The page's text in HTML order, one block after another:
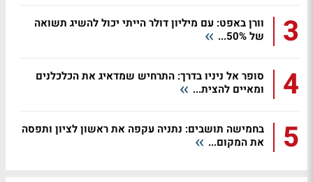
3
וורן באפט: עם מיליון דולר הייתי יכול להשיג תשואה
של 50%...
4
סופר אל ניניו בדרך: התרחיש שמדאיג את הכלכלנים
ומאיים להצית...
5
בחמישה תושבים: נתניה עקפה את ראשון לציון ותפסה
את המקום...